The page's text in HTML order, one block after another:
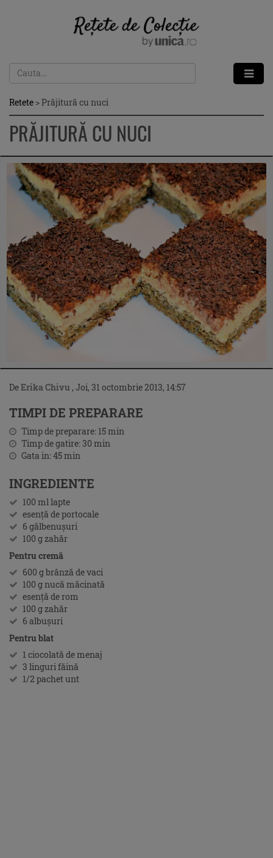
Retete >Prăjitură cu nuci
PRĂJITURĂ CU NUCI
DeErika Chivu , Joi, 31 octombrie 2013, 14:57
TIMPI DE PREPARARE
Timp de preparare: 15min
Timp de gatire:30 min
Gata in:45min
INGREDIENTE
100 ml lapte
esenţă de portocale
6 gălbenuşuri
100 g zahăr
Pentru cremă
600 g brânză de vaci
100 g nucă măcinată
esenţă de rom
100 g zahăr
6 albuşuri
Pentru blat
1 ciocolată de menaj
3 linguri făină
1/2 pachet unt